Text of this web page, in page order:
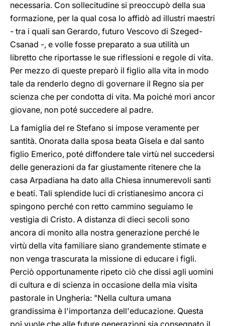
necessaria. Con sollecitudine si preoccupò della sua
formazione, per la qual cosa lo affidò ad illustri maestri
- tra i quali san Gerardo, futuro Vescovo di Szeged-
Csanad -, e volle fosse preparato a sua utilità un
libretto che riportasse le sue riflessioni e regole di vita.
Per mezzo di queste preparò il figlio alla vita in modo
tale da renderlo degno di governare il Regno sia per
scienza che per condotta di vita. Ma poiché morì ancor
giovane, non poté succedere al padre.
La famiglia del re Stefano si impose veramente per
santità. Onorata dalla sposa beata Gisela e dal santo
figlio Emerico, poté diffondere tale virtù nel succedersi
delle generazioni da far giustamente ritenere che la
casa Arpadiana ha dato alla Chiesa innumerevoli santi
e beati. Tali splendide luci di cristianesimo ancora ci
spingono perché con retto cammino seguiamo le
vestigia di Cristo. A distanza di dieci secoli sono
ancora di monito alla nostra generazione perché le
virtù della vita familiare siano grandemente stimate e
non venga trascurata la missione di educare i figli.
Perciò opportunamente ripeto ciò che dissi agli uomini
di cultura e di scienza in occasione della mia visita
pastorale in Ungheria: "Nella cultura umana
grandissima è l'importanza dell'educazione. Questa
poi vuole che alle future generazioni sia consegnato il